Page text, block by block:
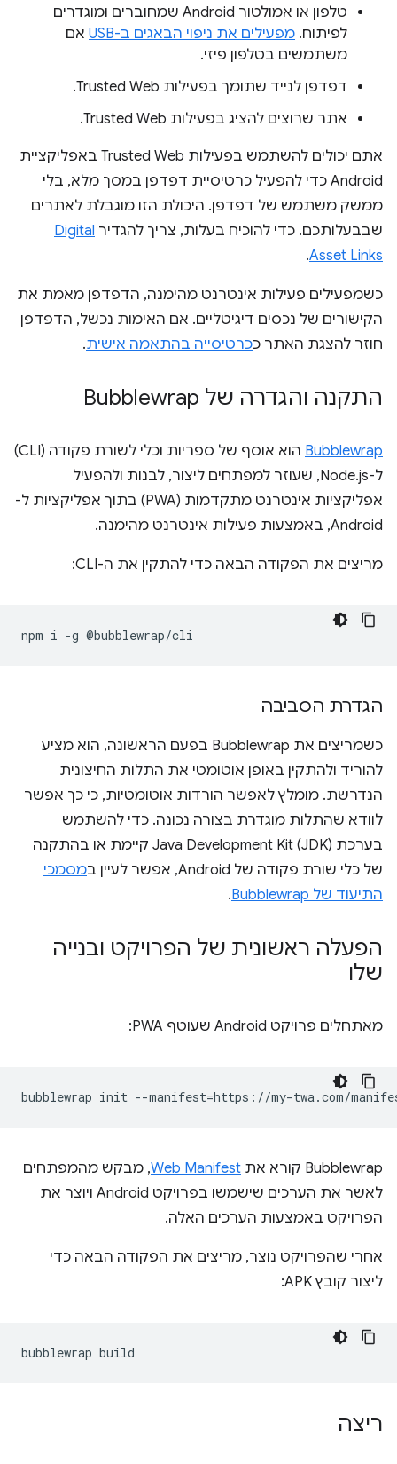
טלפון או אמולטור Android שמחוברים ומוגדרים
לפיתוח. מפעילים את ניפוי הבאגים ב-USB
אם
משתמשים בטלפון פיזי.
דפדפן לנייד שתומך בפעילות Trusted Web.
אתר שרוצים להציג בפעילות Trusted Web.
אתם יכולים להשתמש בפעילות Trusted Web באפליקציית
Android כדי להפעיל כרטיסיית דפדפן במסך מלא, בלי
ממשק משתמש של דפדפן. היכולת הזו מוגבלת לאתרים
שבבעלותכם. כדי להוכיח בעלות, צריך להגדיר Digital
Asset Links
.
כשמפעילים פעילות אינטרנט מהימנה, הדפדפן מאמת את
הקישורים של נכסים דיגיטליים. אם האימות נכשל, הדפדפן
חוזר להצגת האתר ככרטיסייה בהתאמה אישית.
התקנה והגדרה של Bubblewrap
Bubblewrap
הוא אוסף של ספריות וכלי לשורת פקודה (CLI)
ל-Node.js, שעוזר למפתחים ליצור, לבנות ולהפעיל
אפליקציות אינטרנט מתקדמות (PWA) בתוך אפליקציות ל-
Android, באמצעות פעילות אינטרנט מהימנה.
מריצים את הפקודה הבאה כדי להתקין את ה-CLI:
npm i -g
הגדרת הסביבה
כשמריצים את Bubblewrap בפעם הראשונה, הוא מציע
להוריד ולהתקין באופן אוטומטי את התלות החיצונית
הנדרשת. מומלץ לאפשר הורדות אוטומטיות, כי כך אפשר
לוודא שהתלות מוגדרת בצורה נכונה. כדי להשתמש
בערכת Java Development Kit (JDK)‎ קיימת או בהתקנה
של כלי שורת פקודה של Android, אפשר לעיין ב
מסמכי
התיעוד של Bubblewrap
.
הפעלה ראשונית של הפרויקט ובנייה
שלו
מאתחלים פרויקט Android שעוטף PWA:
bubblewrap init --manifest=
‫Bubblewrap קורא את Web Manifest, מבקש מהמפתחים
לאשר את הערכים שישמשו בפרויקט Android ויוצר את
הפרויקט באמצעות הערכים האלה.
אחרי שהפרויקט נוצר, מריצים את הפקודה הבאה כדי
ליצור קובץ APK:
bubblewrap
ריצה